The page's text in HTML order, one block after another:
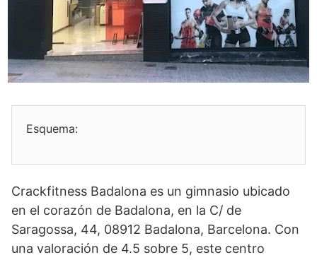
Esquema:
Crackfitness Badalona es un gimnasio ubicado
en el corazón de Badalona, en la C/ de
Saragossa, 44, 08912 Badalona, Barcelona. Con
una valoración de 4.5 sobre 5, este centro